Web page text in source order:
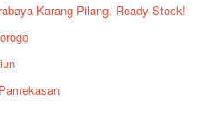
Karang Pilang, Ready Stock!